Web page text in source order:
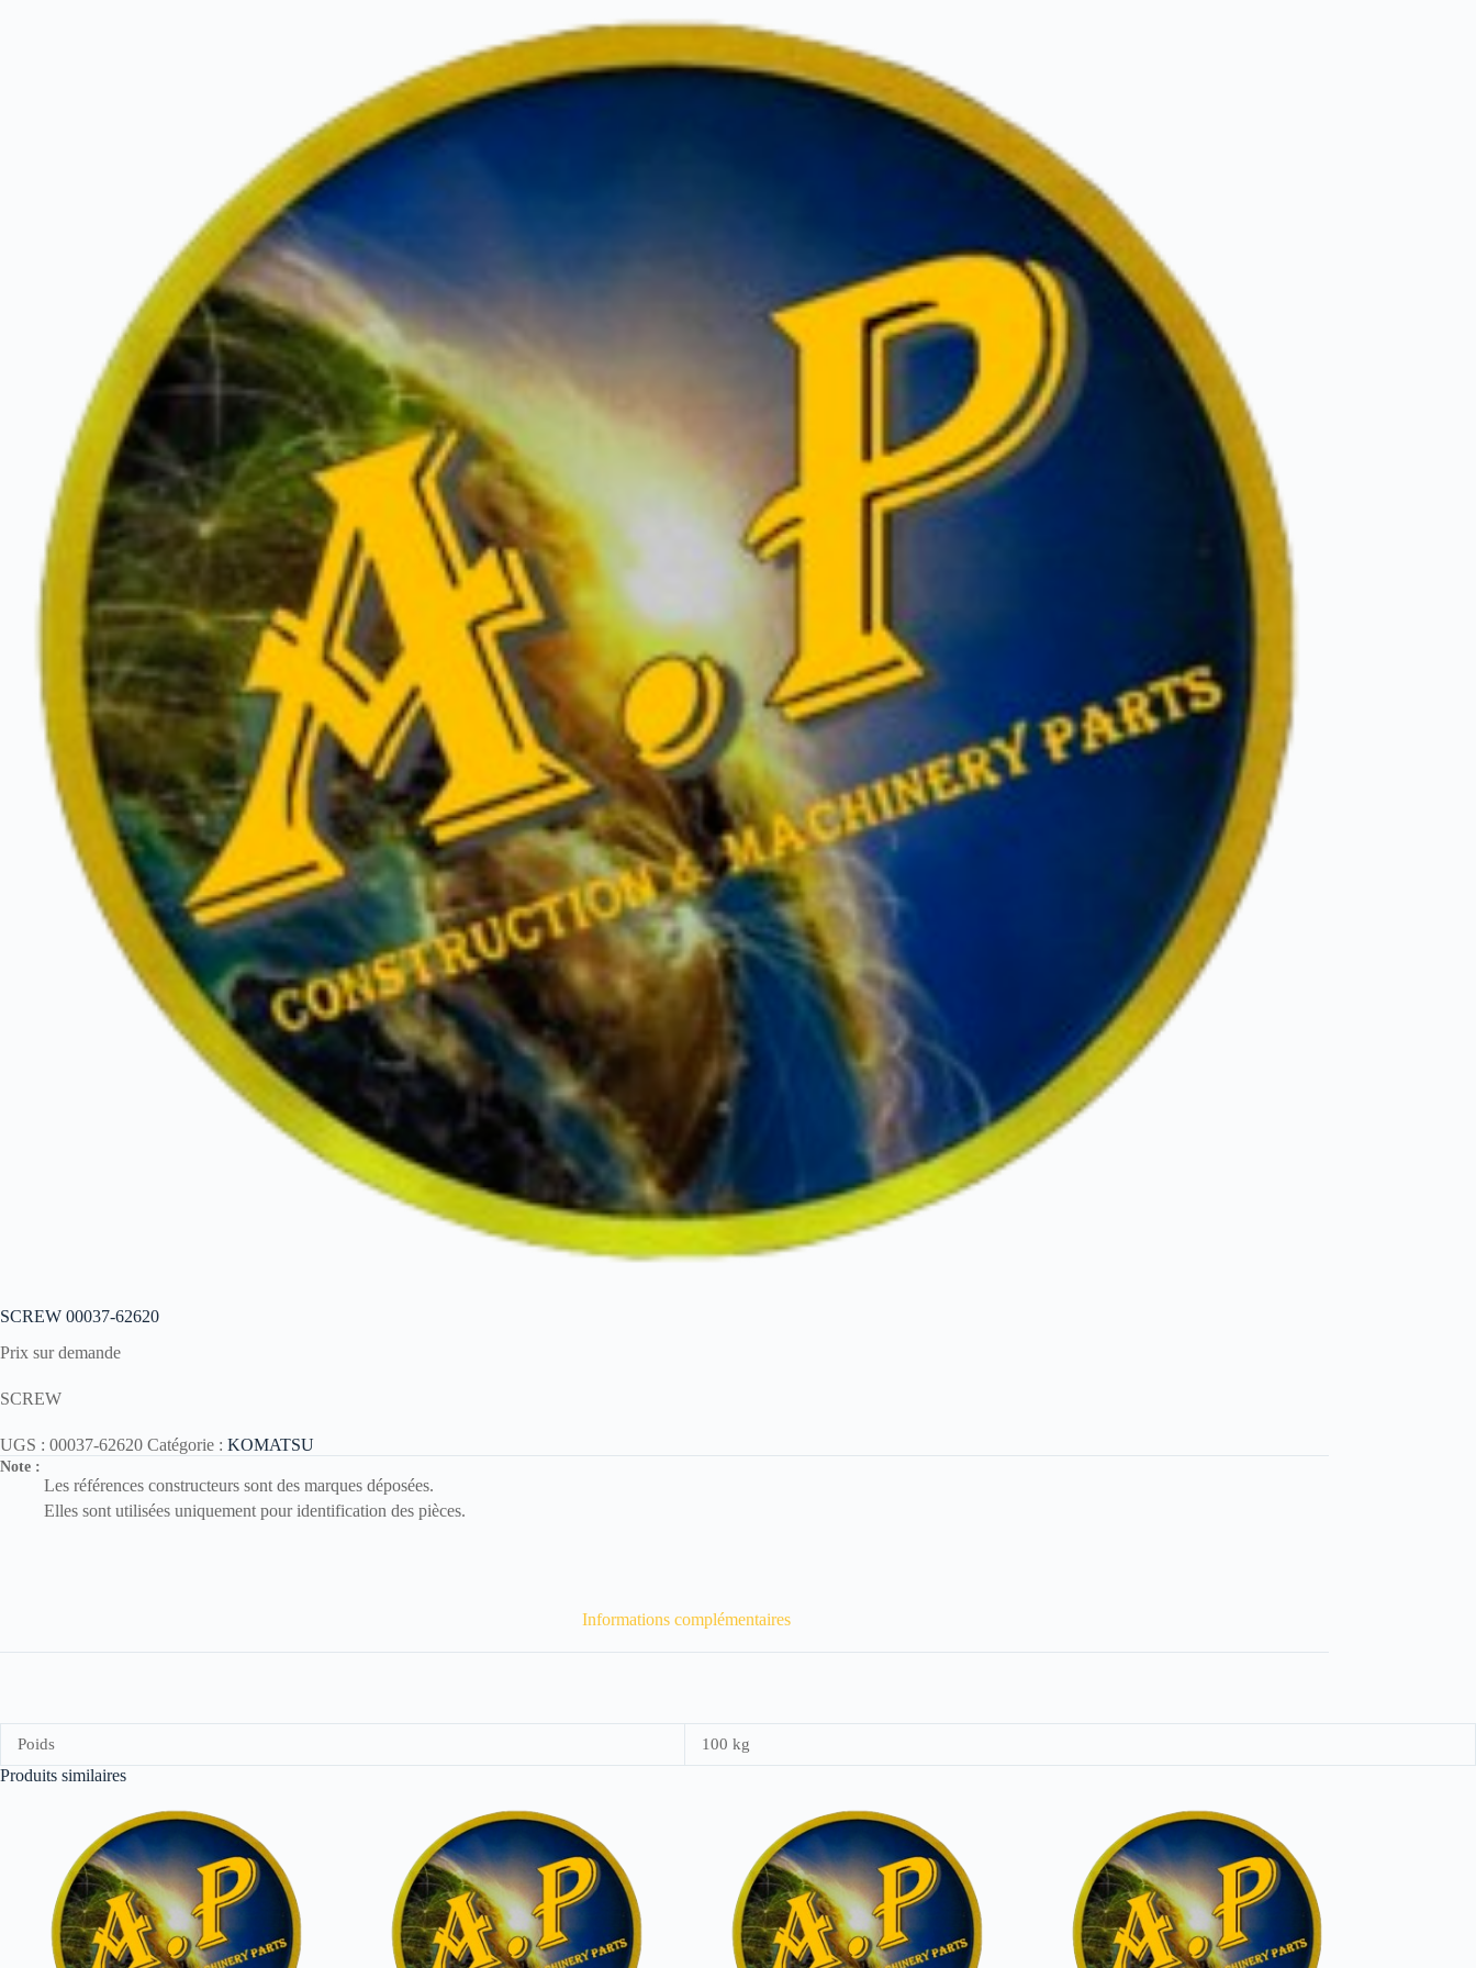
SCREW 00037-62620
Prix sur demande
SCREW
UGS : 00037-62620 Catégorie : KOMATSU
Note :
Les références constructeurs sont des marques déposées.
Elles sont utilisées uniquement pour identification des pièces.
Informations complémentaires
Poids 100 kg
Produits similaires